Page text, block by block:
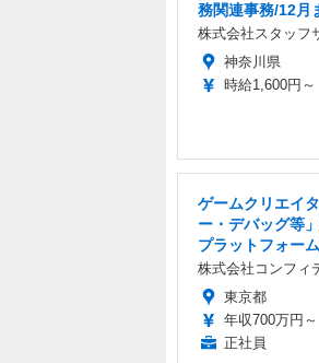
務関連事務/12月
株式会社スタッフ
神奈川県
時給1,600円～
ゲームクリエイ
ー・デバッグ等
プラットフォー
株式会社コンフィ
東京都
年収700万円～
正社員